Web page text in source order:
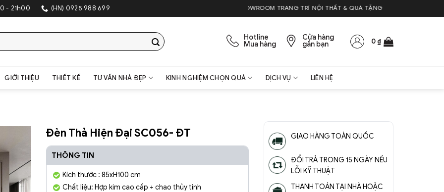
- 21h00 (HN) 0925 988 699 SHOWROOM TRANG TRÍ NỘI THẤT & QUÀ TẶNG
Hotline
Mua hàng
Cửa hàng
gần bạn 0 ₫
GIỚI THIỆU THIẾT KẾ TƯ VẤN NHÀ ĐẸP KINH NGHIỆM CHỌN QUÀ DỊCH VỤ LIÊN HỆ
Đèn Thả Hiện Đại SC056- ĐT
THÔNG TIN
Kích thước : 85xH100 cm
Chất liệu: Hợp kim cao cấp + chao thủy tinh
GIAO HÀNG TOÀN QUỐC
ĐỔI TRẢ TRONG 15 NGÀY NẾU
LỖI KỸ THUẬT
THANH TOÁN TẠI NHÀ HOẶC